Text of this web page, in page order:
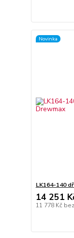
Novinka
LK164-140
14 251
11 778 Kč